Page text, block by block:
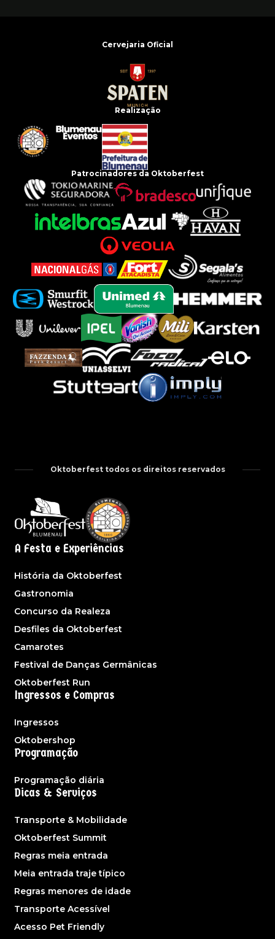
Cervejaria Oficial
Realização
Patrocinadores da Oktoberfest
Oktoberfest todos os direitos reservados
A Festa e Experiências
História da Oktoberfest
Gastronomia
Concurso da Realeza
Desfiles da Oktoberfest
Camarotes
Festival de Danças Germânicas
Oktoberfest Run
Ingressos e Compras
Ingressos
Oktobershop
Programação
Programação diária
Dicas & Serviços
Transporte & Mobilidade
Oktoberfest Summit
Regras meia entrada
Meia entrada traje típico
Regras menores de idade
Transporte Acessível
Acesso Pet Friendly